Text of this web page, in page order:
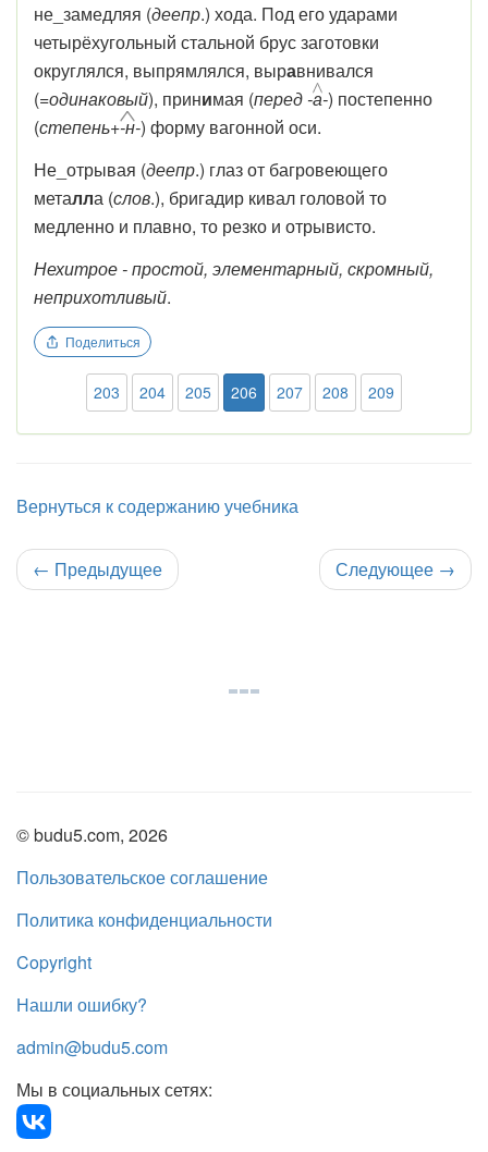
не_замедляя (деепр.) хода. Под его ударами
четырёхугольный стальной брус заготовки
округлялся, выпрямлялся, выравнивался
(=одинаковый), принимая (перед -а-) постепенно
(степень+-н-) форму вагонной оси.
Не_отрывая (деепр.) глаз от багровеющего
металла (слов.), бригадир кивал головой то
медленно и плавно, то резко и отрывисто.
Нехитрое - простой, элементарный, скромный,
неприхотливый.
Поделиться
203 204 205 206 207 208 209
Вернуться к содержанию учебника
← Предыдущее Следующее →
© budu5.com, 2026
Пользовательское соглашение
Политика конфиденциальности
Copyright
Нашли ошибку?
admin@budu5.com
Мы в социальных сетях: